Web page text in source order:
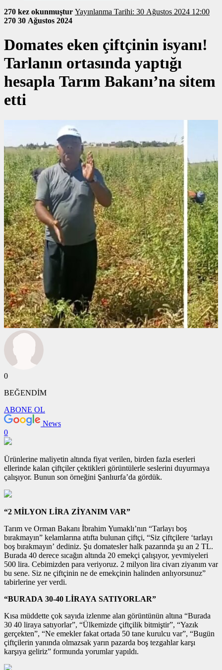
270 kez okunmuştur
Yayınlanma Tarihi: 30 Ağustos 2024 12:00
270 30 Ağustos 2024
Domates eken çiftçinin isyanı!
Tarlanın ortasında yaptığı
hesapla Tarım Bakanı’na sitem
etti
0
BEĞENDİM
ABONE OL
News
0
Ürünlerine maliyetin altında fiyat verilen, birden fazla eserleri
ellerinde kalan çiftçiler çektikleri görüntülerle seslerini duyurmaya
çalışıyor. Bunun son örneğini Şanlıurfa’da gördük.
“2 MİLYON LİRA ZİYANIM VAR”
Tarım ve Orman Bakanı İbrahim Yumaklı’nın “Tarlayı boş
bırakmayın” kelamlarına atıfta bulunan çiftçi, “Siz çiftçilere ‘tarlayı
boş bırakmayın’ dediniz. Şu domatesler halk pazarında şu an 2 TL.
Burada 40 derece sıcağın altında 20 emekçi çalışıyor, yevmiyeleri
500 lira. Cebimizden para veriyoruz. 2 milyon lira civarı ziyanım var
bu sene. Siz ne çiftçinin ne de emekçinin halinden anlıyorsunuz”
tabirlerine yer verdi.
“BURADA 30-40 LİRAYA SATIYORLAR”
Kısa müddette çok sayıda izlenme alan görüntünün altına “Burada
30 40 liraya satıyorlar”, “Ülkemizde çiftçilik bitmiştir”, “Yazık
gerçekten”, “Ne emekler fakat ortada 50 tane kurulcu var”, “Bugün
çiftçilerin yanında olmazsak yarın pazarda boş tezgahlar karşı
karşıya geliriz” formunda yorumlar yapıldı.